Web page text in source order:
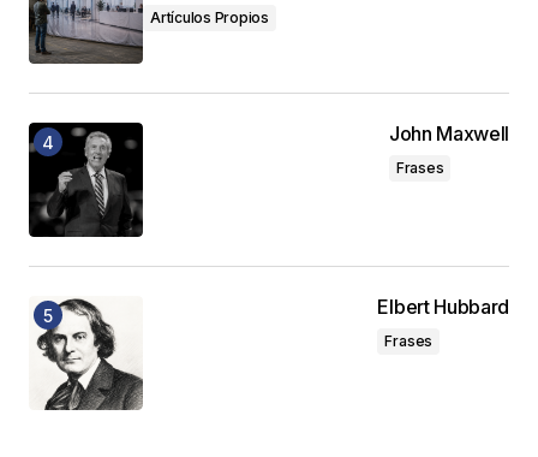
Artículos Propios
John Maxwell
Frases
Elbert Hubbard
Frases